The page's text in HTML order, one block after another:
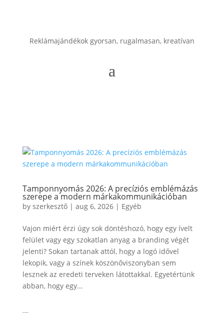
Reklámajándékok gyorsan, rugalmasan, kreatívan
Tamponnyomás 2026: A precíziós emblémázás
szerepe a modern márkakommunikációban
by szerkesztő| aug 6, 2026| Egyéb
Vajon miért érzi úgy sok döntéshozó, hogy egy ívelt
felület vagy egy szokatlan anyag a branding végét
jelenti? Sokan tartanak attól, hogy a logó idővel
lekopik, vagy a színek köszönőviszonyban sem
lesznek az eredeti terveken látottakkal. Egyetértünk
abban, hogy egy...